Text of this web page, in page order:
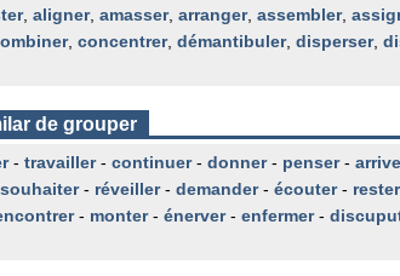
, aligner, amasser, arranger, assembler,
, concentrer, démantibuler, disperser,
de grouper
- travailler- continuer- donner- penser-
souhaiter- réveiller- demander- écouter- rester
- monter- énerver- enfermer-